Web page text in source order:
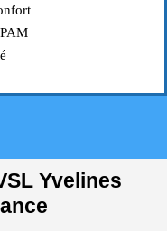
Yvelines